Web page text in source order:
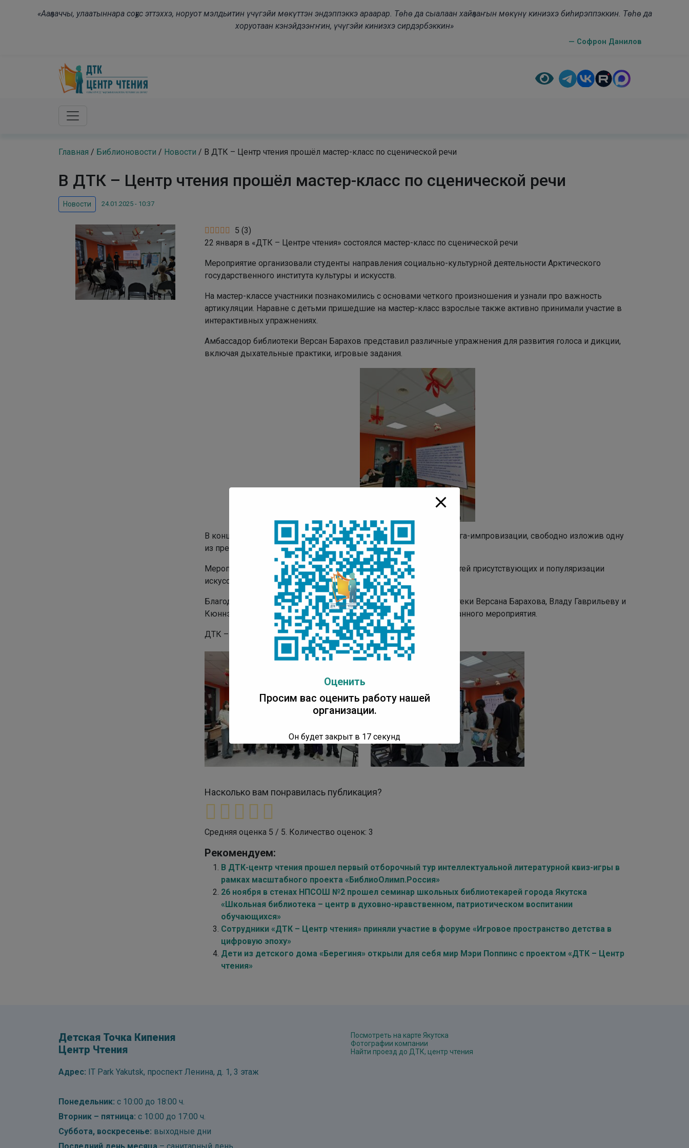
«Ааҕааччы, улаатыннара соҕус эттэххэ, норуот мэлдьитин үчүгэйи мөкүттэн эндэппэккэ араарар. Төһө да сыалаан хайҕааҥын мөкүнү киниэхэ биһирэппэккин. Төһө да
хоруотаан кэнэйдээҥҥин, үчүгэйи киниэхэ сирдэрбэккин»
— Софрон Данилов
Главная / Библионовости / Новости / В ДТК – Центр чтения прошёл мастер-класс по сценической речи
В ДТК – Центр чтения прошёл мастер-класс по сценической речи
Новости 24.01.2025 - 10:37
5 (3)
22 января в «ДТК – Центре чтения» состоялся мастер-класс по сценической речи
Мероприятие организовали студенты направления социально-культурной деятельности Арктического
государственного института культуры и искусств.
На мастер-классе участники познакомились с основами четкого произношения и узнали про важность
артикуляции. Наравне с детьми пришедшие на мастер-класс взрослые также активно принимали участие в
интерактивных упражнениях.
Амбассадор библиотеки Версан Барахов представил различные упражнения для развития голоса и дикции,
включая дыхательные практики, игровые задания.
В конце участники продемонстрировали навыки в форме монолога-импровизации, свободно изложив одну
из предложенных тем.
Мероприятие поспособствовало развитию творческих способностей присутствующих и популяризации
искусства сценической речи.
Благодарим талантливых студентов АГИКИ, амбассадора библиотеки Версана Барахова, Владу Гаврильеву и
Кюннэй Бурцеву за организацию и проведение столь востребованного мероприятия.
ДТК – Центр чтения
Насколько вам понравилась публикация?
Средняя оценка 5 / 5. Количество оценок: 3
Рекомендуем:
В ДТК-центр чтения прошел первый отборочный тур интеллектуальной литературной квиз-игры в
рамках масштабного проекта «БиблиоОлимп.Россия»
26 ноября в стенах НПСОШ №2 прошел семинар школьных библиотекарей города Якутска
«Школьная библиотека – центр в духовно-нравственном, патриотическом воспитании
обучающихся»
Сотрудники «ДТК – Центр чтения» приняли участие в форуме «Игровое пространство детства в
цифровую эпоху»
Дети из детского дома «Берегиня» открыли для себя мир Мэри Поппинс с проектом «ДТК – Центр
чтения»
Детская Точка Кипения
Центр Чтения
Адрес: IT Park Yakutsk, проспект Ленина, д. 1, 3 этаж
Понедельник: с 10:00 до 18:00 ч.
Вторник – пятница: с 10:00 до 17:00 ч.
Суббота, воскресенье: выходные дни
Посмотреть на карте Якутска
Фотографии компании
Найти проезд до ДТК, центр чтения
Оценить
Просим вас оценить работу нашей
организации.
Он будет закрыт в 16 секунд